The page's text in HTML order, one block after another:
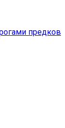
предков